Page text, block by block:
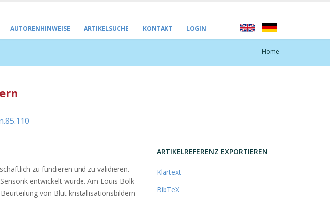
AUTORENHINWEISE ARTIKELSUCHE KONTAKT LOGIN
Home
ARTIKELREFERENZ EXPORTIEREN
Klartext
BibTeX
zu fundieren und zu validieren.
entwickelt wurde. Am Louis Bolk-
von Blut kristallisationsbildern